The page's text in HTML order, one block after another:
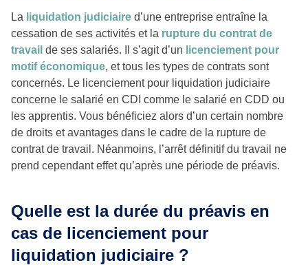
La liquidation judiciaire d’une entreprise entraîne la
cessation de ses activités et la rupture du contrat de
travail de ses salariés. Il s’agit d’un licenciement pour
motif économique, et tous les types de contrats sont
concernés. Le licenciement pour liquidation judiciaire
concerne le salarié en CDI comme le salarié en CDD ou
les apprentis. Vous bénéficiez alors d’un certain nombre
de droits et avantages dans le cadre de la rupture de
contrat de travail. Néanmoins, l’arrêt définitif du travail ne
prend cependant effet qu’après une période de préavis.
Quelle est la durée du préavis en
cas de licenciement pour
liquidation judiciaire ?